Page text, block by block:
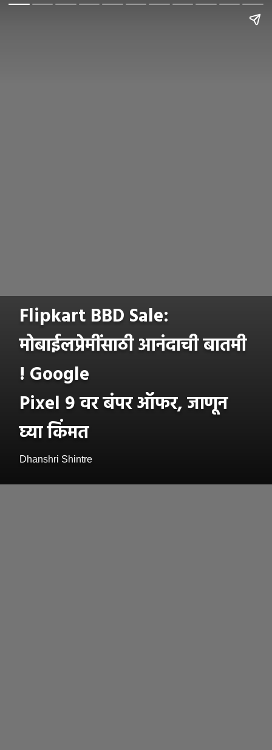
Flipkart BBD Sale:
मोबाईलप्रेमींसाठी आनंदाची बातमी
! Google
Pixel 9 वर बंपर ऑफर, जाणून
घ्या किंमत
Dhanshri Shintre